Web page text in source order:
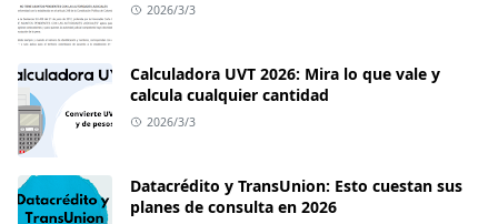
2026/3/3
Calculadora UVT 2026: Mira lo que vale y
calcula cualquier cantidad
2026/3/3
Datacrédito y TransUnion: Esto cuestan sus
planes de consulta en 2026